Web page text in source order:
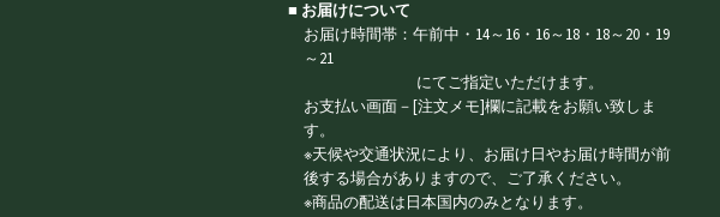
■ お届けについて
お届け時間帯：午前中・14～16・16～18・18～20・19
～21
にてご指定いただけます。
お支払い画面－[注文メモ]欄に記載をお願い致しま
す。
※天候や交通状況により、お届け日やお届け時間が前
後する場合がありますので、ご了承ください。
※商品の配送は日本国内のみとなります。